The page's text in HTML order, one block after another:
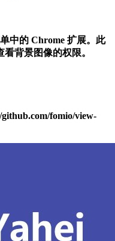
中的 Chrome 扩展。此
背景图像的权限。
fomio/view-